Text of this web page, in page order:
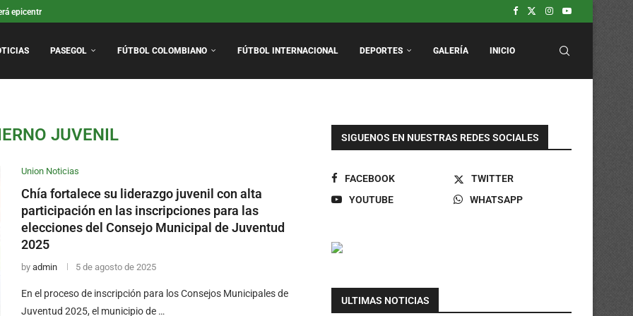
epicentro internacional de la ciencia equina con el V CISAE CO 2027
PASEGOL FÚTBOL COLOMBIANO FÚTBOL INTERNACIONAL DEPORTES GALERÍA INICIO
JUVENIL
Union Noticias
Chía fortalece su liderazgo juvenil con alta
participación en las inscripciones para las
elecciones del Consejo Municipal de Juventud
2025
by admin 5 de agosto de 2025
En el proceso de inscripción para los Consejos Municipales de
Juventud 2025, el municipio de …
SIGUENOS EN NUESTRAS REDES SOCIALES
FACEBOOK
TWITTER
YOUTUBE
WHATSAPP
ULTIMAS NOTICIAS